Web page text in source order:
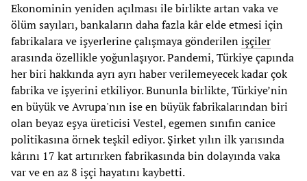
Ekonominin yeniden açılması ile birlikte artan vaka ve
ölüm sayıları, bankaların daha fazla kâr elde etmesi için
fabrikalara ve işyerlerine çalışmaya gönderilenişçiler
arasında özellikle yoğunlaşıyor. Pandemi, Türkiye çapında
her biri hakkında ayrı ayrı haber verilemeyecek kadar çok
fabrika ve işyerini etkiliyor. Bununla birlikte, Türkiye’nin
en büyük ve Avrupa'nın ise en büyük fabrikalarından biri
olan beyaz eşya üreticisi Vestel, egemen sınıfın canice
politikasına örnek teşkil ediyor. Şirket yılın ilk yarısında
kârını 17 kat artırırken fabrikasında bin dolayında vaka
var ve en az 8 işçi hayatını kaybetti.